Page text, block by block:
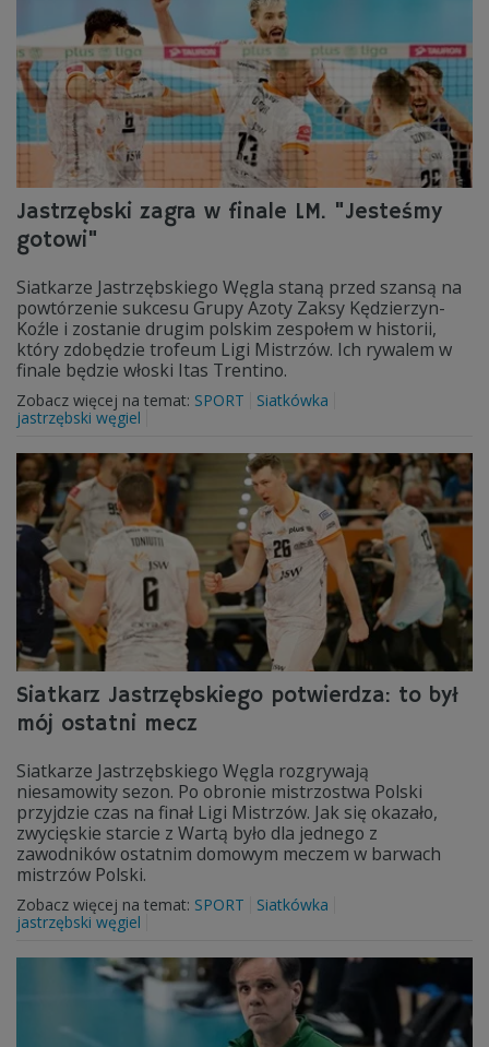
Jastrzębski zagra w finale LM. "Jesteśmy
gotowi"
Siatkarze Jastrzębskiego Węgla staną przed szansą na
powtórzenie sukcesu Grupy Azoty Zaksy Kędzierzyn-
Koźle i zostanie drugim polskim zespołem w historii,
który zdobędzie trofeum Ligi Mistrzów. Ich rywalem w
finale będzie włoski Itas Trentino.
Zobacz więcej na temat: SPORT
Siatkówka
jastrzębski węgiel
Siatkarz Jastrzębskiego potwierdza: to był
mój ostatni mecz
Siatkarze Jastrzębskiego Węgla rozgrywają
niesamowity sezon. Po obronie mistrzostwa Polski
przyjdzie czas na finał Ligi Mistrzów. Jak się okazało,
zwycięskie starcie z Wartą było dla jednego z
zawodników ostatnim domowym meczem w barwach
mistrzów Polski.
Zobacz więcej na temat: SPORT
Siatkówka
jastrzębski węgiel